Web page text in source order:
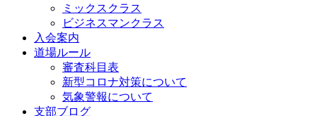
ミックスクラス
ビジネスマンクラス
入会案内
道場ルール
審査科目表
新型コロナ対策について
気象警報について
支部ブログ